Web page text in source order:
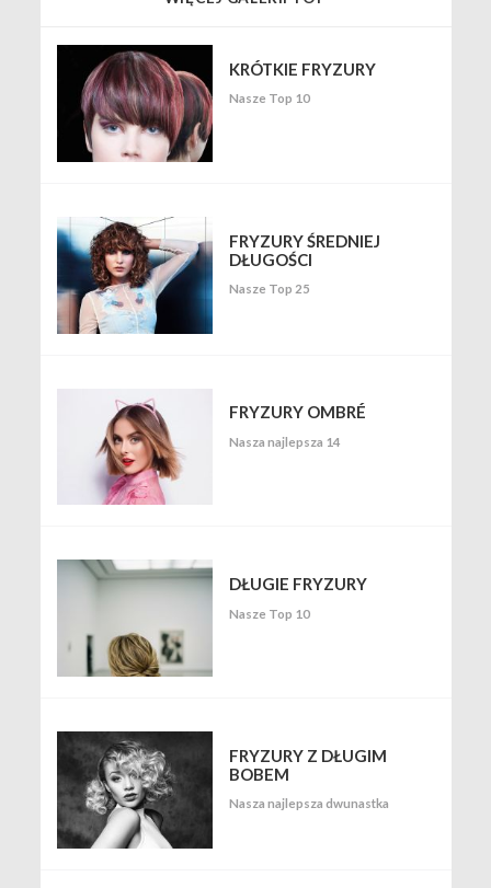
KRÓTKIE FRYZURY
Nasze Top 10
FRYZURY ŚREDNIEJ
DŁUGOŚCI
Nasze Top 25
FRYZURY OMBRÉ
Nasza najlepsza 14
DŁUGIE FRYZURY
Nasze Top 10
FRYZURY Z DŁUGIM
BOBEM
Nasza najlepsza dwunastka